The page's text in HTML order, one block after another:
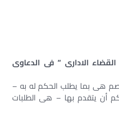
الادارى ” فى الدعاوى
هى بما يطلب الحكم له به –
أن يتقدم بها – هى الطلبات